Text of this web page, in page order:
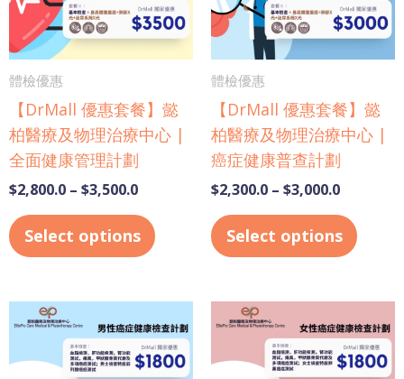
體檢優惠
【DrMall 優惠套餐】懿
柏醫療及物理治療中心 |
全面健康管理計劃
$2,800.0 – $3,500.0
Select options
The
options
may
chosen
on
product
體檢優惠
【DrMall 優惠套餐】懿
柏醫療及物理治療中心 |
癌症健康普查計劃
$2,300.0 – $3,000.0
Select options
The
may
on
range:
$1,800.0
through
product
has
range:
$1,800.0
through
has